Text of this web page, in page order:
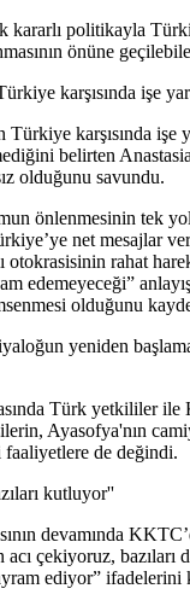
kararlı politikayla
önüne
karşısında işe
Türkiye karşısında işe
belirten
olduğunu savundu.
önlenmesinin tek
net mesajlar
otokrasisinin rahat
edemeyeceği”
olduğunu
yeniden
Türk yetkililer ile
Ayasofya'nın
de değindi.
kutluyor''
devamında
çekiyoruz, bazıları
ediyor” ifadelerini